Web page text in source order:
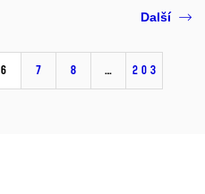
6 7 8 … 203
Další